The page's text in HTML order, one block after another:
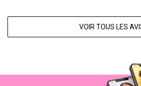
VOIR TOUS LES